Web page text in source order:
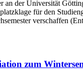
für den
verschaffen
zum